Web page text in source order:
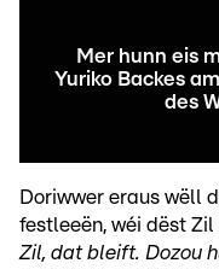
Mer hunn eis
Yuriko Backes
des
Doriwwer eraus wëll
festleeën, wéi dëst
Zil, dat bleift. Dozou